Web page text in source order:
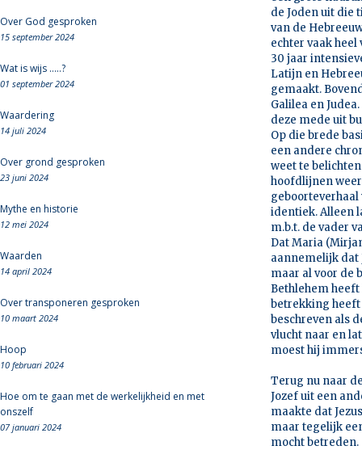
Over God gesproken
15 september 2024
Wat is wijs .....?
01 september 2024
Waardering
14 juli 2024
Over grond gesproken
23 juni 2024
Mythe en historie
12 mei 2024
Waarden
14 april 2024
Over transponeren gesproken
10 maart 2024
Hoop
10 februari 2024
Hoe om te gaan met de werkelijkheid en met
onszelf
07 januari 2024
de Joden uit die
van de
echter vaak
30 jaar
Latijn en
gemaakt.
Galilea en
deze mede uit
Op die brede
een andere
weet te
hoofdlijnen
geboorteverhaal
identiek. Alleen
m.b.t. de vader
Dat Maria
aannemelijk dat
maar al voor de
Bethlehem heeft
betrekking heeft
beschreven als
vlucht naar en
moest hij
Terug nu naar
Jozef uit een
maakte dat
maar tegelijk
mocht betreden.